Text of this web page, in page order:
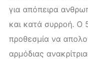
για απόπειρα
και κατά συρροή. Ο
προθεσμία να
αρμόδιας